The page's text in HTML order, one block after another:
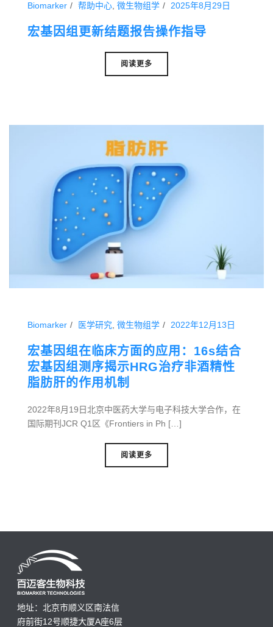
Biomarker 帮助中心 微生物组学 2025年8月29日
宏基因组更新结题报告操作指导
阅读更多
Biomarker 医学研究 微生物组学 2022年12月13日
宏基因组在临床方面的应用：16s结合
宏基因组测序揭示HRG治疗非酒精性
脂肪肝的作用机制
2022年8月19日北京中医药大学与电子科技大学合作，在
国际期刊JCR Q1区《Frontiers in Ph […]
阅读更多
地址：北京市顺义区南法信
府前街12号顺捷大厦A座6层